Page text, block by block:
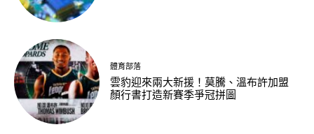
體育部落
雲豹迎來兩大新援！莫騰、溫布許加盟
顏行書打造新賽季爭冠拼圖